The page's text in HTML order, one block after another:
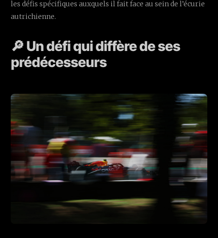
les défis spécifiques auxquels il fait face au sein de l’écurie
autrichienne.
🔎 Un défi qui diffère de ses
prédécesseurs